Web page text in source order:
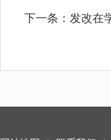
下一条： 发改在